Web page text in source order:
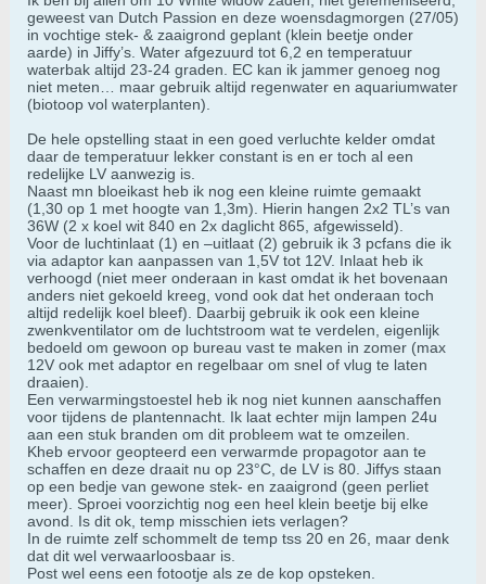
geweest van Dutch Passion en deze woensdagmorgen (27/05)
in vochtige stek- & zaaigrond geplant (klein beetje onder
aarde) in Jiffy’s. Water afgezuurd tot 6,2 en temperatuur
waterbak altijd 23-24 graden. EC kan ik jammer genoeg nog
niet meten… maar gebruik altijd regenwater en aquariumwater
(biotoop vol waterplanten).
De hele opstelling staat in een goed verluchte kelder omdat
daar de temperatuur lekker constant is en er toch al een
redelijke LV aanwezig is.
Naast mn bloeikast heb ik nog een kleine ruimte gemaakt
(1,30 op 1 met hoogte van 1,3m). Hierin hangen 2x2 TL’s van
36W (2 x koel wit 840 en 2x daglicht 865, afgewisseld).
Voor de luchtinlaat (1) en –uitlaat (2) gebruik ik 3 pcfans die ik
via adaptor kan aanpassen van 1,5V tot 12V. Inlaat heb ik
verhoogd (niet meer onderaan in kast omdat ik het bovenaan
anders niet gekoeld kreeg, vond ook dat het onderaan toch
altijd redelijk koel bleef). Daarbij gebruik ik ook een kleine
zwenkventilator om de luchtstroom wat te verdelen, eigenlijk
bedoeld om gewoon op bureau vast te maken in zomer (max
12V ook met adaptor en regelbaar om snel of vlug te laten
draaien).
Een verwarmingstoestel heb ik nog niet kunnen aanschaffen
voor tijdens de plantennacht. Ik laat echter mijn lampen 24u
aan een stuk branden om dit probleem wat te omzeilen.
Kheb ervoor geopteerd een verwarmde propagotor aan te
schaffen en deze draait nu op 23°C, de LV is 80. Jiffys staan
op een bedje van gewone stek- en zaaigrond (geen perliet
meer). Sproei voorzichtig nog een heel klein beetje bij elke
avond. Is dit ok, temp misschien iets verlagen?
In de ruimte zelf schommelt de temp tss 20 en 26, maar denk
dat dit wel verwaarloosbaar is.
Post wel eens een fotootje als ze de kop opsteken.